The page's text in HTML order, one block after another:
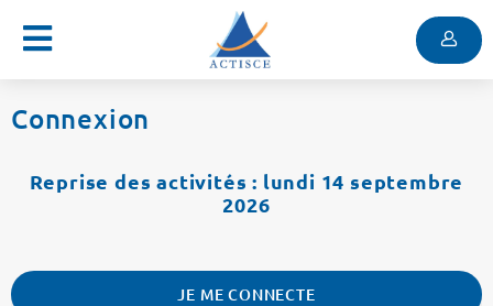
Menu
Connexion
Reprise des activités : lundi 14 septembre
2026
JE ME CONNECTE